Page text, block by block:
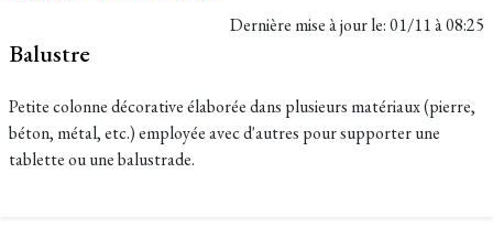
Dernière mise à jour le:01/11 à 08:25
Balustre
Petite colonne décorative élaborée dans plusieurs matériaux (pierre,
béton, métal, etc.) employée avec d'autres pour supporter une
tablette ou une balustrade.